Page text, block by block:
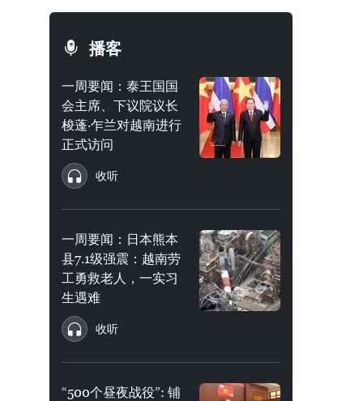
播客
一周要闻：泰王国国
会主席、下议院议长
梭蓬·乍兰对越南进行
正式访问
收听
一周要闻：日本熊本
县7.1级强震：越南劳
工勇救老人，一实习
生遇难
收听
“500个昼夜战役”: 铺